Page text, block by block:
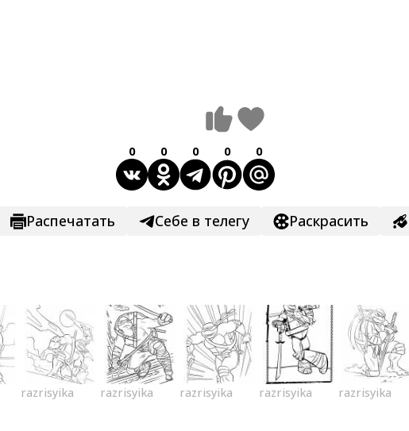
0 0 0 0 0
Распечатать Себе в телегу Раскрасить
razrisyika razrisyika razrisyika razrisyika razrisyika